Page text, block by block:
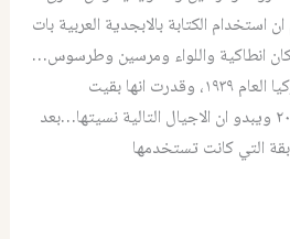
استخدام الكتابة بالابجدية العربية بات
انطاكية واللواء ومرسين وطرسوس…
منذ سلخ اللواء وضمه الى تركيا العام ١٩٣٩، وقدرت انها بقيت
مستخدمة حتى مطلع القرن ٢٠ ويبدو ان الاجيال التالية نسيتها…بعد
التي كانت تستخدمها